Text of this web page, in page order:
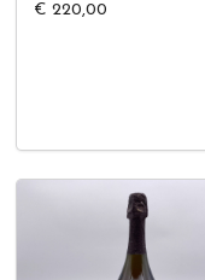
€ 220,00